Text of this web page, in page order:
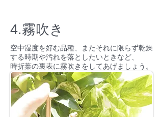
4.霧吹き
空中湿度を好む品種、またそれに限らず乾燥
する時期や汚れを落としたいときなど、
時折葉の裏表に霧吹きをしてあげましょう。